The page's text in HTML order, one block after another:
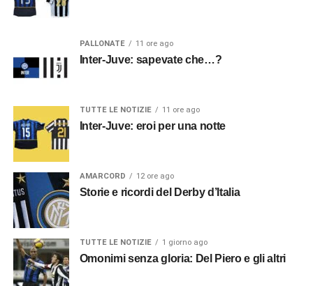
PALLONATE 11 ore ago
Inter-Juve: sapevate che…?
TUTTE LE NOTIZIE 11 ore ago
Inter-Juve: eroi per una notte
AMARCORD 12 ore ago
Storie e ricordi del Derby d’Italia
TUTTE LE NOTIZIE 1 giorno ago
Omonimi senza gloria: Del Piero e gli altri